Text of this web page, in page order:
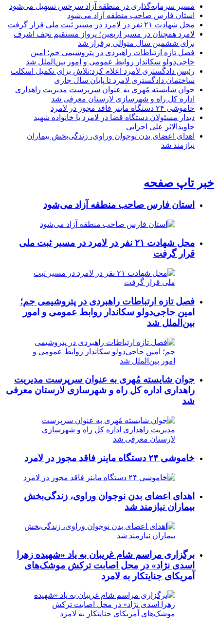
مسیر سرمایه‌گذاری در منطقه آزاد سرخس تسهیل می‌شود
استان فارس صاحب منطقه آزاد می‌شود
محل شهادت ۲۱ نفر در لامرد در مسیر ثبت ملی قرار گرفت
لامرد همچنان در مسیر اربعین؛ پرواز مستقیم نجف اشرف
برای ششمین سال متوالی برقرار شد
فصل تازه ارتباطات راهبردی در پتروشیمی جم؛ امین
حاجی‌دولو سکاندار روابط عمومی و امور بین‌الملل شد
رئیس دادگستری لامرد اعلام کرد:تلاش برای تکمیل اسکلت
ساختمان دادگستری لامرد تا پایان سال جاری
جوان شایسته مُهری به عنوان سرپرست مدیریت راهداری
اداره کل راه و شهرسازی لارستان معرفی شد
خاموشی ۲۴ دستگاه ماینر فاقد مجوز در لامرد
دیدار مسئولان دستگاه قضا در لامرد با خانواده شهید
جاویدالاثر علی اجرایی
اهدای اعضای بدن نوجوان وراوی، زندگی‌بخش بیماران
نیازمند شد
خبر تاپ صفحه
استان فارس صاحب منطقه آزاد می‌شود
محل شهادت ۲۱ نفر در لامرد در مسیر ثبت ملی
قرار گرفت
فصل تازه ارتباطات راهبردی در پتروشیمی جم؛
امین حاجی‌دولو سکاندار روابط عمومی و امور
بین‌الملل شد
جوان شایسته مُهری به عنوان سرپرست مدیریت
راهداری اداره کل راه و شهرسازی لارستان معرفی
شد
خاموشی ۲۴ دستگاه ماینر فاقد مجوز در لامرد
اهدای اعضای بدن نوجوان وراوی، زندگی‌بخش
بیماران نیازمند شد
برگزاری مراسم شام غریبان به یاد «شهیده زهرا
اسدی نژاد» در محل اصابت ترکش موشک‌های
آمریکای جنایتکار به لامرد